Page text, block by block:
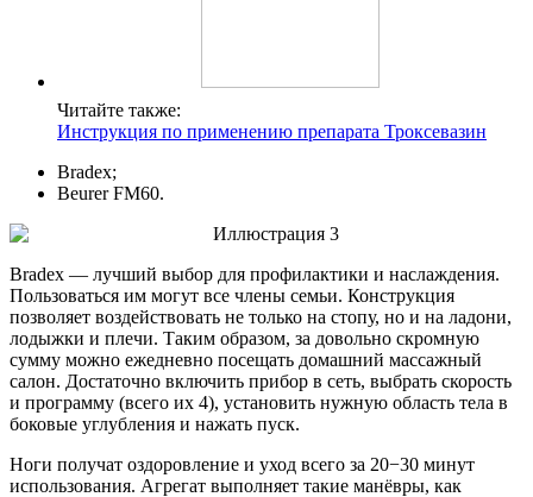
Читайте также:
Инструкция по применению препарата Троксевазин
Bradex;
Beurer FM60.
Bradex — лучший выбор для профилактики и наслаждения.
Пользоваться им могут все члены семьи. Конструкция
позволяет воздействовать не только на стопу, но и на ладони,
лодыжки и плечи. Таким образом, за довольно скромную
сумму можно ежедневно посещать домашний массажный
салон. Достаточно включить прибор в сеть, выбрать скорость
и программу (всего их 4), установить нужную область тела в
боковые углубления и нажать пуск.
Ноги получат оздоровление и уход всего за 20−30 минут
использования. Агрегат выполняет такие манёвры, как